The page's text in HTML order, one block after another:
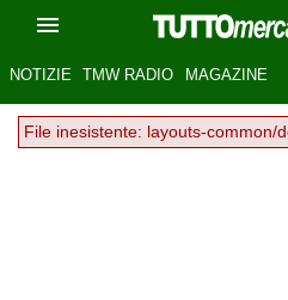
NOTIZIE TMW RADIO MAGAZINE
File inesistente: layouts-common/